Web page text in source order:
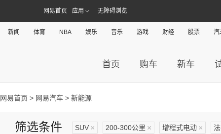
网易首页 应用 无障碍浏览
新闻 体育 NBA 娱乐 音乐 游戏 财经 股票 汽
首页 购车 新车
网易首页 > 网易汽车 > 新能源
筛选条件 SUV × 200-300公里 × 增程式电动 ×